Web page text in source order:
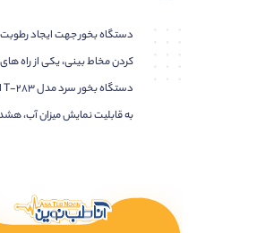
دستگاه بخور جهت ایجاد
کردن مخاط بینی، یکی از راه
به قابلیت نمایش میزان آب،